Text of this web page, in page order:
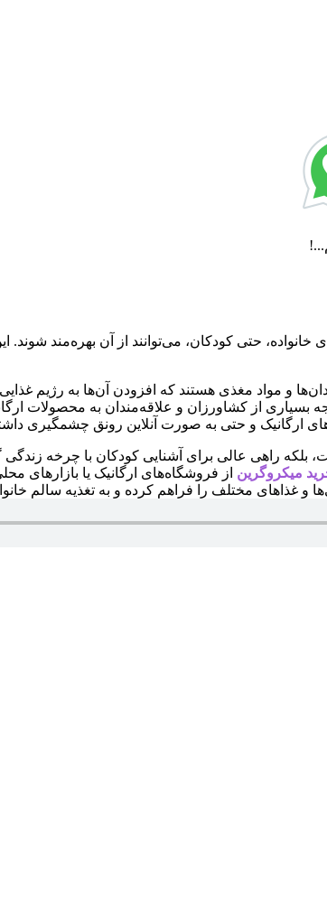
حتی کودکان، می‌توانند از آن بهره‌مند شوند.
و مواد مغذی هستند که افزودن آن‌ها به رژیم
بسیاری از کشاورزان و علاقه‌مندان به محصولات
ارگانیک و حتی به صورت آنلاین رونق چشمگیری
بلکه راهی عالی برای آشنایی کودکان با چرخه
میکروگرین از فروشگاه‌های ارگانیک یا بازارهای
و غذاهای مختلف را فراهم کرده و به تغذیه سالم